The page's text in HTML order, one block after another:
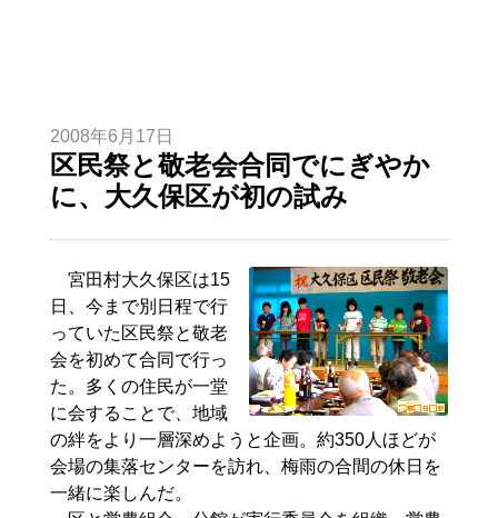
2008年6月17日
区民祭と敬老会合同でにぎやか
に、大久保区が初の試み
宮田村大久保区は15
日、今まで別日程で行
っていた区民祭と敬老
会を初めて合同で行っ
た。多くの住民が一堂
に会することで、地域
の絆をより一層深めようと企画。約350人ほどが
会場の集落センターを訪れ、梅雨の合間の休日を
一緒に楽しんだ。